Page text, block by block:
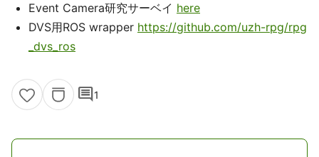
Event Camera研究サーベイ here
DVS用ROS wrapper https://github.com/uzh-rpg/rpg
_dvs_ros
comment1